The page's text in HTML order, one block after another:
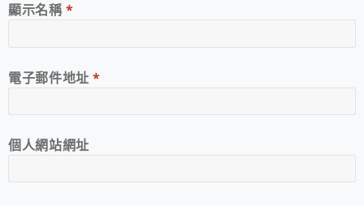
顯示名稱*
電子郵件地址*
個人網站網址